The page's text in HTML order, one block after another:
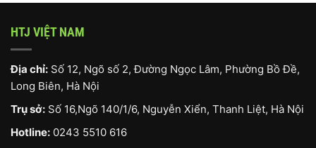
HTJ VIỆT NAM
Địa chỉ: Số 12, Ngõ số 2, Đường Ngọc Lâm, Phường Bồ Đề,
Long Biên, Hà Nội
Trụ sở: Số 16,Ngõ 140/1/6, Nguyễn Xiển, Thanh Liệt, Hà Nội
Hotline: 0243 5510 616